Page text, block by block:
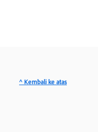
^ Kembali ke atas